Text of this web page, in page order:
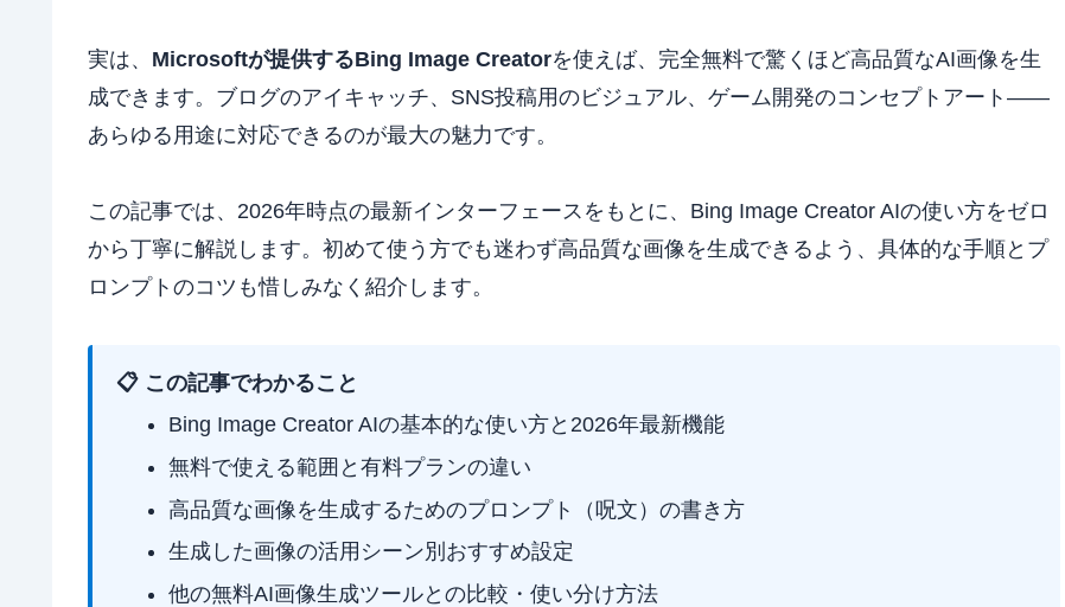
実は、 Microsoftが提供するBing Image Creatorを使えば、完全無料で驚くほど高品質なAI画像を生
成できます。ブログのアイキャッチ、SNS投稿用のビジュアル、ゲーム開発のコンセプトアート——
あらゆる用途に対応できるのが最大の魅力です。
この記事では、2026年時点の最新インターフェースをもとに、Bing Image Creator AIの使い方をゼロ
から丁寧に解説します。初めて使う方でも迷わず高品質な画像を生成できるよう、具体的な手順とプ
ロンプトのコツも惜しみなく紹介します。
📋 この記事でわかること
Bing Image Creator AIの基本的な使い方と2026年最新機能
無料で使える範囲と有料プランの違い
高品質な画像を生成するためのプロンプト（呪文）の書き方
生成した画像の活用シーン別おすすめ設定
他の無料AI画像生成ツールとの比較・使い分け方法